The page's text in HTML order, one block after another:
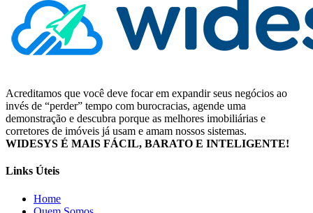
Acreditamos que você deve focar em expandir seus negócios ao
invés de “perder” tempo com burocracias, agende uma
demonstração e descubra porque as melhores imobiliárias e
corretores de imóveis já usam e amam nossos sistemas.
WIDESYS É MAIS FÁCIL, BARATO E INTELIGENTE!
Links Úteis
Home